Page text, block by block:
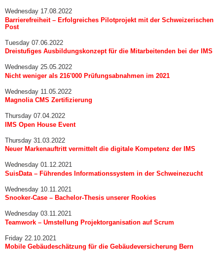
Wednesday 17.08.2022
Barrierefreiheit – Erfolgreiches Pilotprojekt mit der Schweizerischen
Post
Tuesday 07.06.2022
Dreistufiges Ausbildungskonzept für die Mitarbeitenden bei der IMS
Wednesday 25.05.2022
Nicht weniger als 216'000 Prüfungsabnahmen im 2021
Wednesday 11.05.2022
Magnolia CMS Zertifizierung
Thursday 07.04.2022
IMS Open House Event
Thursday 31.03.2022
Neuer Markenauftritt vermittelt die digitale Kompetenz der IMS
Wednesday 01.12.2021
SuisData – Führendes Informationssystem in der Schweinezucht
Wednesday 10.11.2021
Snooker-Case – Bachelor-Thesis unserer Rookies
Wednesday 03.11.2021
Teamwork – Umstellung Projektorganisation auf Scrum
Friday 22.10.2021
Mobile Gebäudeschätzung für die Gebäudeversicherung Bern